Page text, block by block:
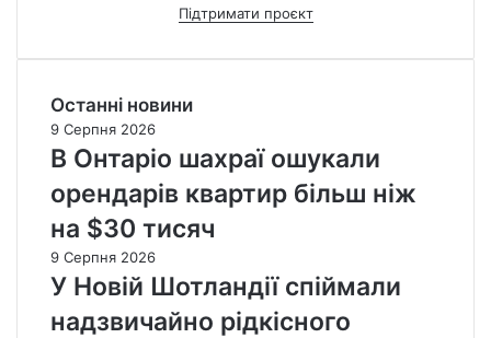
Підтримати проєкт
Останні новини
9 Серпня 2026
В Онтаріо шахраї ошукали
орендарів квартир більш ніж
на $30 тисяч
9 Серпня 2026
У Новій Шотландії спіймали
надзвичайно рідкісного